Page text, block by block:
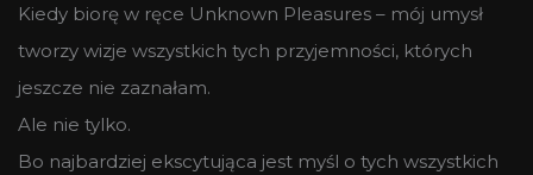
Kiedy biorę w ręce Unknown Pleasures – mój umysł
tworzy wizje wszystkich tych przyjemności, których
jeszcze nie zaznałam.
Ale nie tylko.
Bo najbardziej ekscytująca jest myśl o tych wszystkich